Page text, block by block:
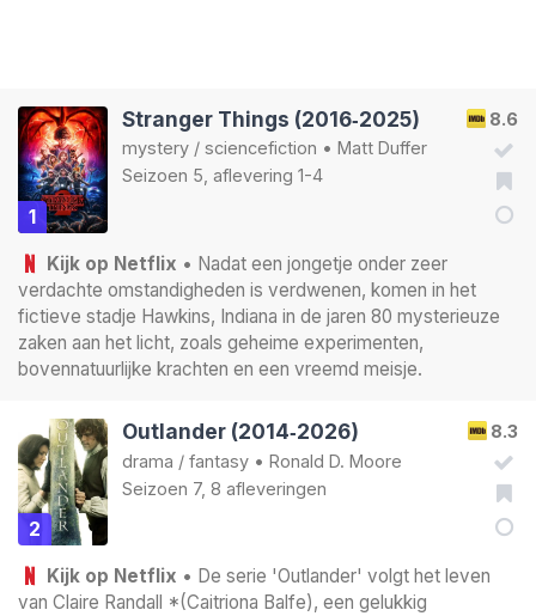
1
8.6
Stranger Things (2016‑2025)
mystery / sciencefiction • Matt Duffer
Seizoen 5, aflevering 1-4
Kijk op Netflix • Nadat een jongetje onder zeer
verdachte omstandigheden is verdwenen, komen in het
fictieve stadje Hawkins, Indiana in de jaren 80 mysterieuze
zaken aan het licht, zoals geheime experimenten,
bovennatuurlijke krachten en een vreemd meisje.
2
8.3
Outlander (2014‑2026)
drama / fantasy • Ronald D. Moore
Seizoen 7, 8 afleveringen
Kijk op Netflix • De serie 'Outlander' volgt het leven
van Claire Randall *(Caitriona Balfe), een gelukkig